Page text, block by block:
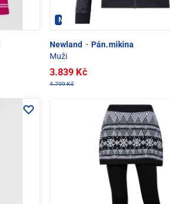
Newland - PEC POD SNĚŽKOU
Newland · Pán.mikina
Muži
3.839 Kč
4.799 Kč